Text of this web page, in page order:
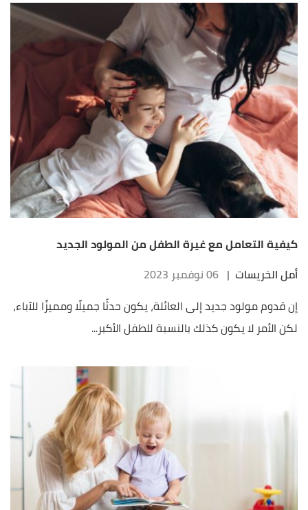
كيفية التعامل مع غيرة الطفل من المولود الجديد
أمل الخريسات | 06 نوفمبر 2023
إن قدوم مولود جديد إلى العائلة، يكون حدثًا جميلًا ومميزًا للآباء،
لكن الأمر لا يكون كذلك بالنسبة للطفل الأكبر...